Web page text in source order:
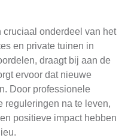
cruciaal onderdeel van het
en private tuinen in
draagt bij aan de
ervoor dat nieuwe
Door professionele
reguleringen na te leven,
positieve impact hebben